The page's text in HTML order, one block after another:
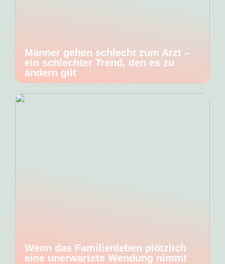
Männer gehen schlecht zum Arzt –
ein schlechter Trend, den es zu
ändern gilt
Wenn das Familienleben plötzlich
eine unerwartete Wendung nimmt